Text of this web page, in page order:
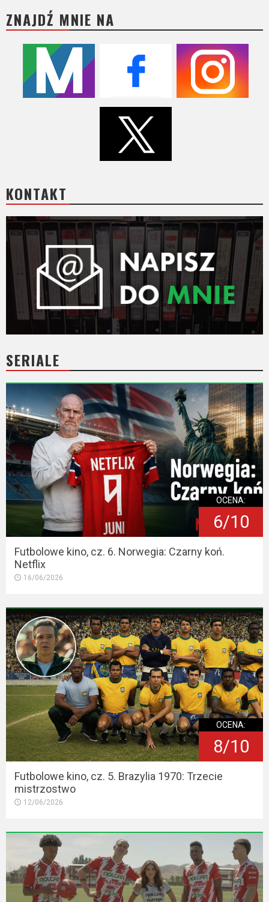
ZNAJDŹ MNIE NA
KONTAKT
SERIALE
OCENA:
6/10
Futbolowe kino, cz. 6. Norwegia: Czarny koń.
Netflix
16/06/2026
OCENA:
8/10
Futbolowe kino, cz. 5. Brazylia 1970: Trzecie
mistrzostwo
12/06/2026